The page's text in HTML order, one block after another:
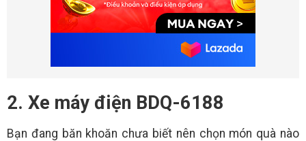
2. Xe máy điện BDQ-6188
Bạn đang băn khoăn chưa biết nên chọn món quà nào